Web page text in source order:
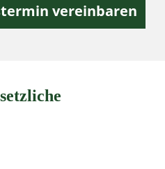
vereinbaren